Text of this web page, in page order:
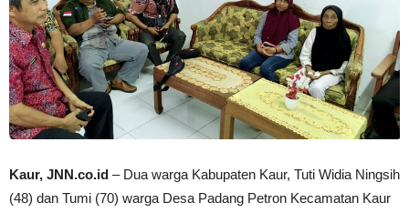
Kaur, JNN.co.id – Dua warga Kabupaten Kaur, Tuti Widia Ningsih
(48) dan Tumi (70) warga Desa Padang Petron Kecamatan Kaur